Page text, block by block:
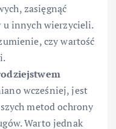
zasięgnąć
u innych wierzycieli.
czy wartość
wcześniej, jest
metod ochrony
Warto jednak